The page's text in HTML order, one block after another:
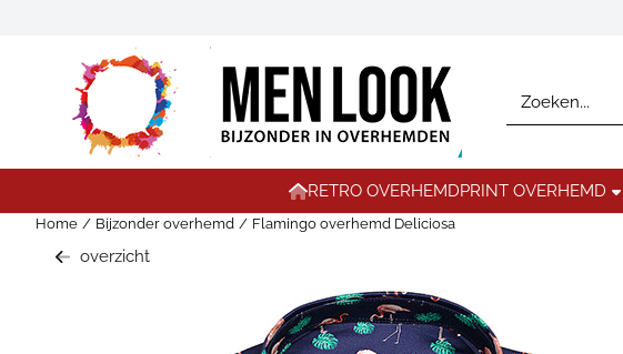
RETRO OVERHEMDPRINT OVERHEMD
Home / Bijzonder overhemd / Flamingo overhemd Deliciosa
overzicht